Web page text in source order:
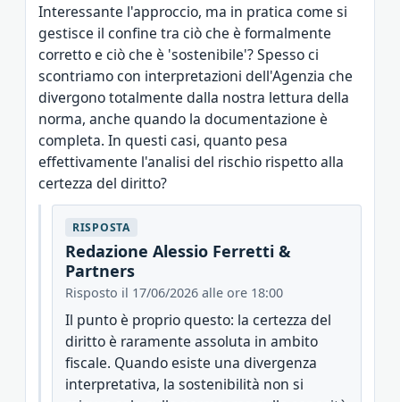
Interessante l'approccio, ma in pratica come si
gestisce il confine tra ciò che è formalmente
corretto e ciò che è 'sostenibile'? Spesso ci
scontriamo con interpretazioni dell'Agenzia che
divergono totalmente dalla nostra lettura della
norma, anche quando la documentazione è
completa. In questi casi, quanto pesa
effettivamente l'analisi del rischio rispetto alla
certezza del diritto?
RISPOSTA
Redazione Alessio Ferretti &
Partners
Risposto il 17/06/2026 alle ore 18:00
Il punto è proprio questo: la certezza del
diritto è raramente assoluta in ambito
fiscale. Quando esiste una divergenza
interpretativa, la sostenibilità non si